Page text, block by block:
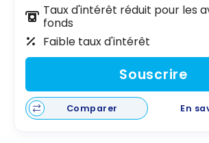
Taux d'intérêt réduit pour les
fonds
Faible taux d'intérêt
Souscrire
Comparer En